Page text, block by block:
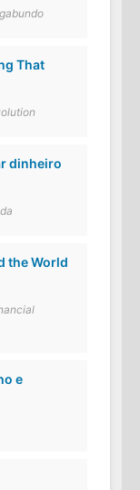
That
dinheiro
the World
e